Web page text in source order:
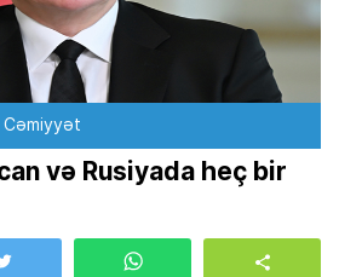
Cəmiyyət
və Rusiyada heç bir